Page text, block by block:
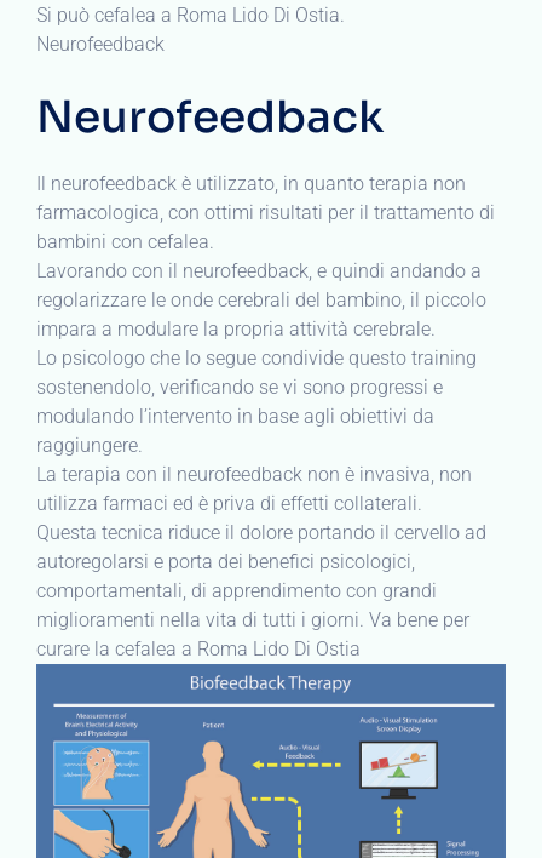
Si può cefalea a Roma Lido Di Ostia.
Neurofeedback
Neurofeedback
Il neurofeedback è utilizzato, in quanto terapia non
farmacologica, con ottimi risultati per il trattamento di
bambini con cefalea.
Lavorando con il neurofeedback, e quindi andando a
regolarizzare le onde cerebrali del bambino, il piccolo
impara a modulare la propria attività cerebrale.
Lo psicologo che lo segue condivide questo training
sostenendolo, verificando se vi sono progressi e
modulando l’intervento in base agli obiettivi da
raggiungere.
La terapia con il neurofeedback non è invasiva, non
utilizza farmaci ed è priva di effetti collaterali.
Questa tecnica riduce il dolore portando il cervello ad
autoregolarsi e porta dei benefici psicologici,
comportamentali, di apprendimento con grandi
miglioramenti nella vita di tutti i giorni. Va bene per
curare la cefalea a Roma Lido Di Ostia